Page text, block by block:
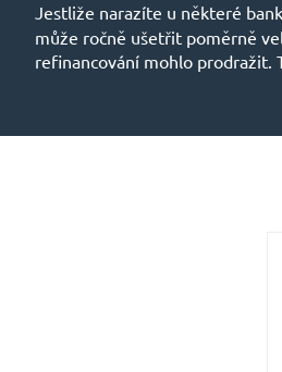
Jestliže narazíte u některé
může ročně ušetřit poměrně
refinancování mohlo prodražit.